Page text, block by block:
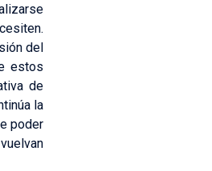
del
estos
de
la
poder